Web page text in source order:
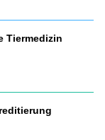
Tiermedizin